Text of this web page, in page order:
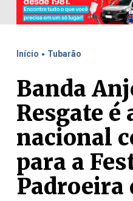
Início . Tubarão
Banda
Resgate é
nacional
para a
Padroeira